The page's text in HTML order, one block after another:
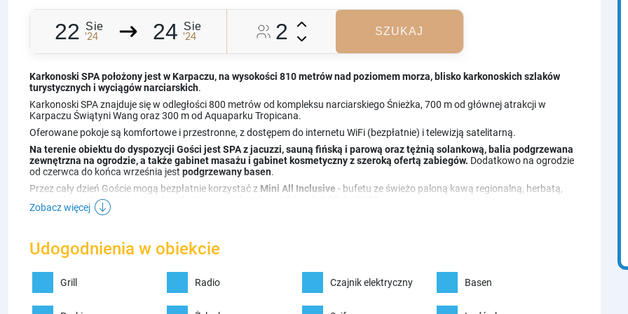
22 Sie
'24 24 Sie
'24 2 SZUKAJ
Karkonoski SPA położony jest w Karpaczu, na wysokości 810 metrów nad poziomem morza, blisko karkonoskich szlaków
turystycznych i wyciągów narciarskich.
Karkonoski SPA znajduje się w odległości 800 metrów od kompleksu narciarskiego Śnieżka, 700 m od głównej atrakcji w
Karpaczu Świątyni Wang oraz 300 m od Aquaparku Tropicana.
Oferowane pokoje są komfortowe i przestronne, z dostępem do internetu WiFi (bezpłatnie) i telewizją satelitarną.
Na terenie obiektu do dyspozycji Gości jest SPA z jacuzzi, sauną fińską i parową oraz tężnią solankową, balia podgrzewana
zewnętrzna na ogrodzie, a także gabinet masażu i gabinet kosmetyczny z szeroką ofertą zabiegów. Dodatkowo na ogrodzie
od czerwca do końca września jest podgrzewany basen.
Przez cały dzień Goście mogą bezpłatnie korzystać z Mini All Inclusive - bufetu ze świeżo paloną kawą regionalną, herbatą,
zimnymi napojami oraz naturalnie tłoczonymi sokami w godzinach 8:00 do 21:00.
Na miejscu dostępna jest także restauracja z bilardem w restauracji i całorocznym tarasem oraz ping-pong na ogrodzie.
Atrakcje dla dzieci:
- kącik zabaw w restauracji,
Zobacz więcej
Udogodnienia w obiekcie
Grill Radio Czajnik elektryczny Basen